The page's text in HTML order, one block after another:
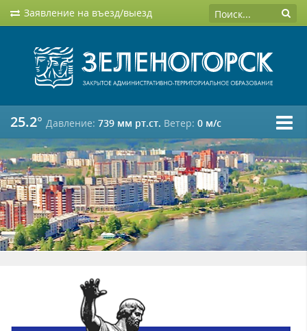
Заявление на въезд/выезд
25.2° Давление: 739 мм рт.ст. Ветер: 0 м/c